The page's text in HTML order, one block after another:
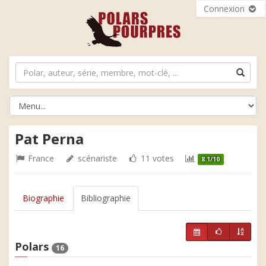
Connexion
Pat Perna
France scénariste 11 votes 8.1/10
Biographie Bibliographie
Polars 16